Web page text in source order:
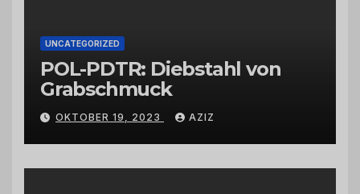
UNCATEGORIZED
POL-PDTR: Diebstahl von
Grabschmuck
OKTOBER 19, 2023 AZIZ